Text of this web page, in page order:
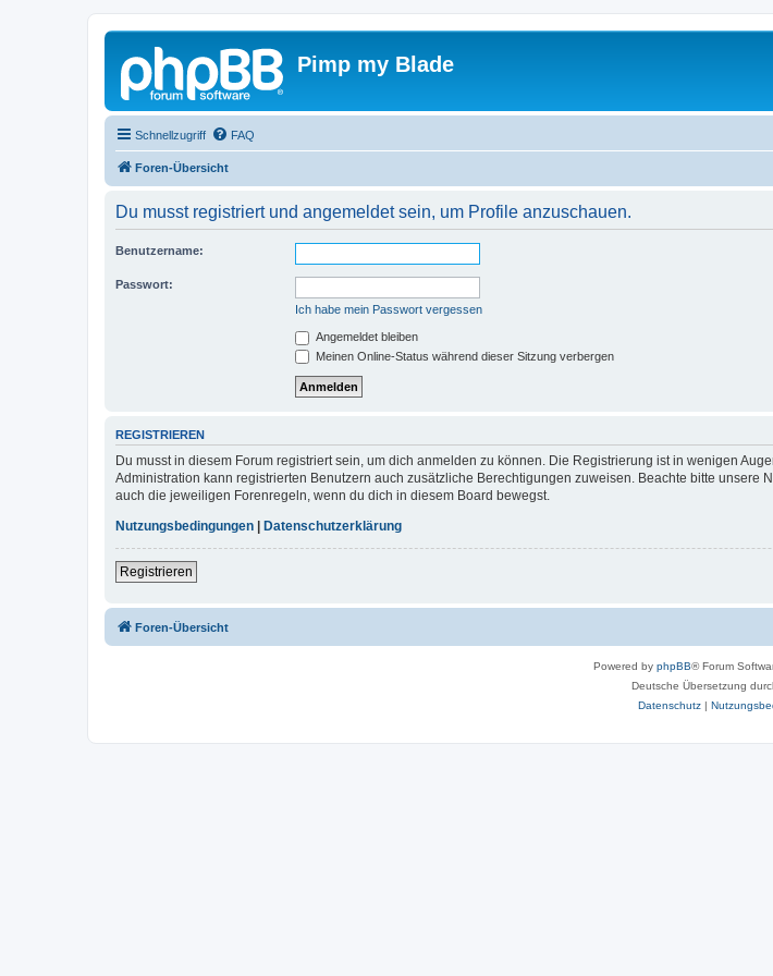
Pimp my Blade
Schnellzugriff FAQ
Foren-Übersicht
Du musst registriert und angemeldet sein, um Profile anzuschauen.
Benutzername:
Passwort:
Ich habe mein Passwort vergessen
Angemeldet bleiben
Meinen Online-Status während dieser Sitzung verbergen
REGISTRIEREN
Du musst in diesem Forum registriert sein, um dich anmelden zu können. Die Registrierung ist in wenigen
Administration kann registrierten Benutzern auch zusätzliche Berechtigungen zuweisen. Beachte bitte
auch die jeweiligen Forenregeln, wenn du dich in diesem Board bewegst.
Nutzungsbedingungen | Datenschutzerklärung
Registrieren
Foren-Übersicht
Powered by phpBB® Forum
Deutsche Übersetzung
Datenschutz|